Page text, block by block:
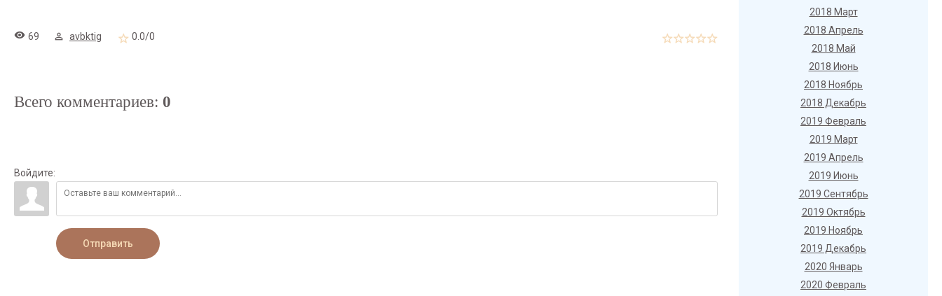
69 avbktig 0.0/0
Всего комментариев: 0
Войдите:
Отправить
2018 Март
2018 Апрель
2018 Май
2018 Июнь
2018 Ноябрь
2018 Декабрь
2019 Февраль
2019 Март
2019 Апрель
2019 Июнь
2019 Сентябрь
2019 Октябрь
2019 Ноябрь
2019 Декабрь
2020 Январь
2020 Февраль